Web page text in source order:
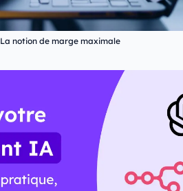
La notion de marge maximale